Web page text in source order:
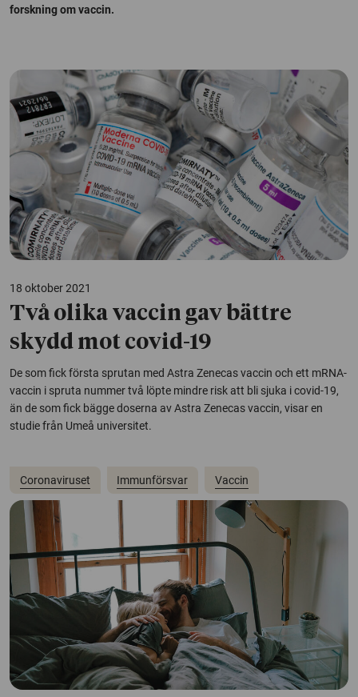
forskning om vaccin.
18 oktober 2021
Två olika vaccin gav bättre
skydd mot covid-19
De som fick första sprutan med Astra Zenecas vaccin och ett mRNA-
vaccin i spruta nummer två löpte mindre risk att bli sjuka i covid-19,
än de som fick bägge doserna av Astra Zenecas vaccin, visar en
studie från Umeå universitet.
Coronaviruset Immunförsvar Vaccin